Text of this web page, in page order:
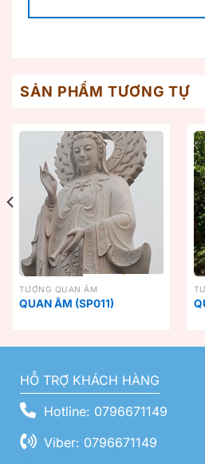
SẢN PHẨM TƯƠNG TỰ
TƯỢNG QUAN ÂM
QUAN ÂM (SP011)
HỖ TRỢ KHÁCH HÀNG
Hotline: 0796671149
Viber: 0796671149